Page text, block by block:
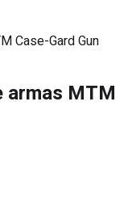
armas MTM